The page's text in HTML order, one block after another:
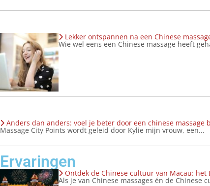
Lekker ontspannen na een Chinese
Wie wel eens een Chinese massage heeft
Anders dan anders: voel je beter door een chinese massage
Massage City Points wordt geleid door Kylie mijn vrouw, een...
Ervaringen
Ontdek de Chinese cultuur van Macau: het
Als je van Chinese massages én de Chinese